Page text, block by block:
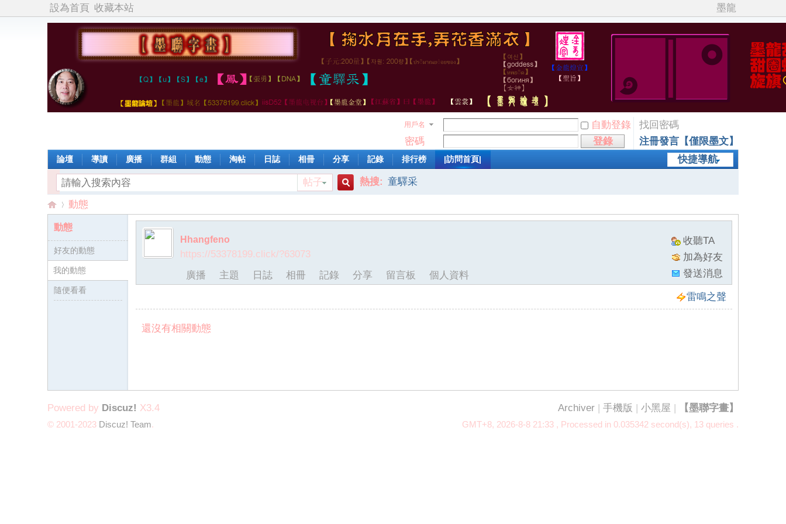
設為首頁 收藏本站 墨龍
用戶名 自動登錄
找回密碼
密碼
登錄
注冊發言【僅限墨文】
快捷導航
論壇 導讀 廣播 群組 動態 淘帖 日誌 相冊 分享 記錄 排行榜 |訪問首頁|
帖子
熱搜: 童驛采
【›
動態
動態
好友的動態
我的動態
隨便看看
收聽TA
加為好友
發送消息
Hhangfeno
https://53378199.click/?63073
廣播
主題 日誌 相冊 記錄 分享 留言板
個人資料
雷鳴之聲
還沒有相關動態
Archiver | 手機版 | 小黑屋 | 【墨聯字畫】
GMT+8, 2026-8-8 21:33 , Processed in 0.035342 second(s), 13 queries .
Powered by Discuz! X3.4
© 2001-2023 Discuz! Team.